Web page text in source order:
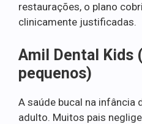
restaurações, o plano
clinicamente justificadas.
Amil Dental Kids
pequenos)
A saúde bucal na infância
adulto. Muitos pais